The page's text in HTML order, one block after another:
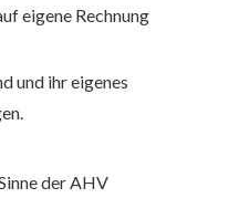
eigene Rechnung
und ihr eigenes
der AHV